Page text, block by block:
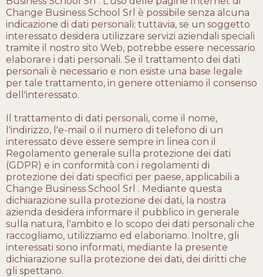
Change Business School Srl è possibile senza alcuna
indicazione di dati personali; tuttavia, se un soggetto
interessato desidera utilizzare servizi aziendali speciali
tramite il nostro sito Web, potrebbe essere necessario
elaborare i dati personali. Se il trattamento dei dati
personali è necessario e non esiste una base legale
per tale trattamento, in genere otteniamo il consenso
dell'interessato.
Il trattamento di dati personali, come il nome,
l'indirizzo, l'e-mail o il numero di telefono di un
interessato deve essere sempre in linea con il
Regolamento generale sulla protezione dei dati
(GDPR) e in conformità con i regolamenti di
protezione dei dati specifici per paese, applicabili a
Change Business School Srl . Mediante questa
dichiarazione sulla protezione dei dati, la nostra
azienda desidera informare il pubblico in generale
sulla natura, l'ambito e lo scopo dei dati personali che
raccogliamo, utilizziamo ed elaboriamo. Inoltre, gli
interessati sono informati, mediante la presente
dichiarazione sulla protezione dei dati, dei diritti che
gli spettano.